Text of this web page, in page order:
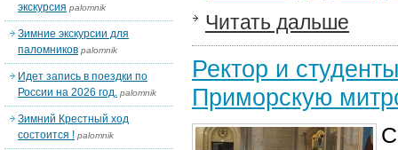
Читать дальше
Ректор и
Приморскую
экскурсия palomnik
Зимние экскурсии для
паломников palomnik
Идет запись в поездки по
России на 2026 год. palomnik
Зимний Крестный ход
состоится ! palomnik